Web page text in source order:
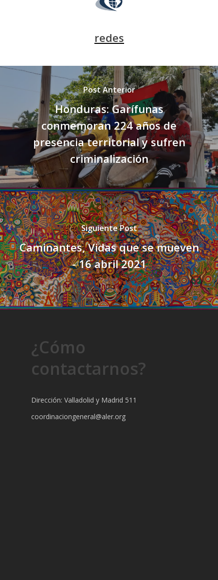
redes
Post Anterior
Honduras: Garífunas
conmemoran 224 años de
presencia territorial y sufren
criminalización
Siguiente Post
Caminantes, Vidas que se mueven
- 16 abril 2021
¿Cómo
contactarnos?
Dirección: Valladolid y Madrid 511
coordinaciongeneral@aler.org